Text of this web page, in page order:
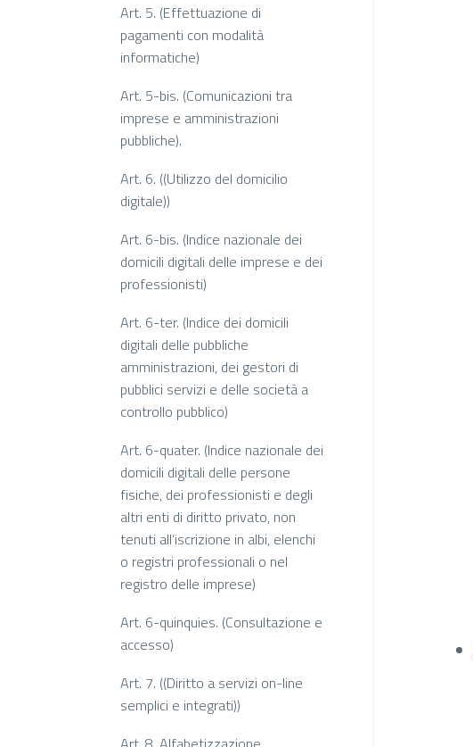
Art. 5. (Effettuazione di
pagamenti con modalità
informatiche)
Art. 5-bis. (Comunicazioni tra
imprese e amministrazioni
pubbliche).
Art. 6. ((Utilizzo del domicilio
digitale))
Art. 6-bis. (Indice nazionale dei
domicili digitali delle imprese e dei
professionisti)
Art. 6-ter. (Indice dei domicili
digitali delle pubbliche
amministrazioni, dei gestori di
pubblici servizi e delle società a
controllo pubblico)
Art. 6-quater. (Indice nazionale dei
domicili digitali delle persone
fisiche, dei professionisti e degli
altri enti di diritto privato, non
tenuti all’iscrizione in albi, elenchi
o registri professionali o nel
registro delle imprese)
Art. 6-quinquies. (Consultazione e
accesso)
Art. 7. ((Diritto a servizi on-line
semplici e integrati))